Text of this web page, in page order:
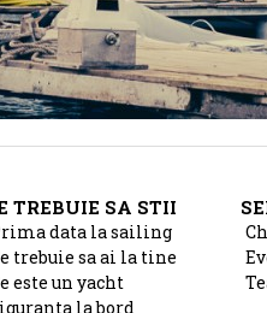
TREBUIE SA STII
data la sailing
trebuie sa ai la tine
este un yacht
la bord